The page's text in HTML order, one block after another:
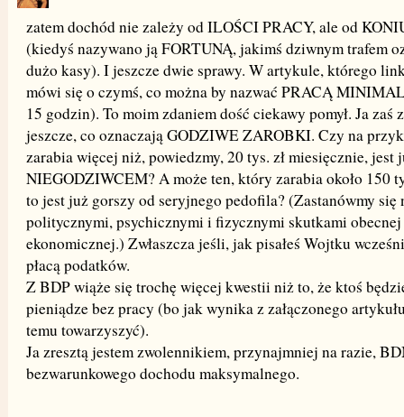
zatem dochód nie zależy od ILOŚCI PRACY, ale od
(kiedyś nazywano ją FORTUNĄ, jakimś dziwnym trafem
dużo kasy). I jeszcze dwie sprawy. W artykule, którego
mówi się o czymś, co można by nazwać PRACĄ
15 godzin). To moim zdaniem dość ciekawy pomył. Ja zaś
jeszcze, co oznaczają GODZIWE ZAROBKI. Czy na
zarabia więcej niż, powiedzmy, 20 tys. zł miesięcznie, jest
NIEGODZIWCEM? A może ten, który zarabia około 150
to jest już gorszy od seryjnego pedofila? (Zastanówmy się
politycznymi, psychicznymi i fizycznymi skutkami
ekonomicznej.) Zwłaszcza jeśli, jak pisałeś Wojtku
płacą podatków.
Z BDP wiąże się trochę więcej kwestii niż to, że ktoś
pieniądze bez pracy (bo jak wynika z załączonego
temu towarzyszyć).
Ja zresztą jestem zwolennikiem, przynajmniej na razie,
bezwarunkowego dochodu maksymalnego.